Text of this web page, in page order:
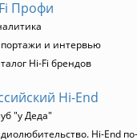
Профи
и интервью
Hi-Fi брендов
Hi-End
"у Деда"
Hi-End